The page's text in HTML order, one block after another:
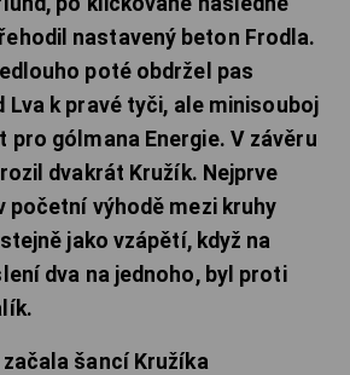
nastavený beton Frodla.
poté obdržel pas
Lva k pravé tyči, ale minisouboj
pro gólmana Energie. V závěru
dvakrát Kružík. Nejprve
početní výhodě mezi kruhy
jako vzápětí, když na
dva na jednoho, byl proti
šancí Kružíka